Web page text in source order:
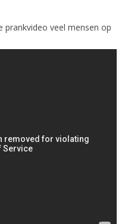
prankvideo veel mensen op